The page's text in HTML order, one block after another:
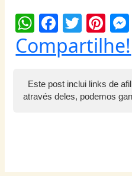
W
h
at
s
A
F
a
c
e
b
T
w
itt
er
Pi
nt
er
e
st
Compartilhe!
Este post inclui links de
através deles, podemos